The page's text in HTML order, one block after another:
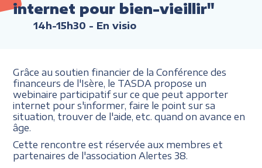
internet pour bien-vieillir"
14h-15h30 - En visio
Grâce au soutien financier de la Conférence des
financeurs de l'Isère, le TASDA propose un
webinaire participatif sur ce que peut apporter
internet pour s'informer, faire le point sur sa
situation, trouver de l'aide, etc. quand on avance en
âge.
Cette rencontre est réservée aux membres et
partenaires de l'association Alertes 38.